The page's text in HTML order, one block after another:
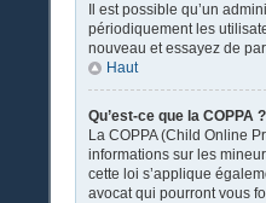
Il est possible qu’un
périodiquement les
nouveau et essayez de
Haut
Qu’est-ce que la COPPA ?
La COPPA (Child Online
informations sur les
cette loi s’applique
avocat qui pourront vous